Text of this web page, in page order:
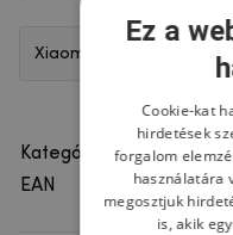
Xiaomi Redmi Note 9
Kategória
EAN
Ez a
Cookie-kat
hirdetések
forgalom
használatára
megosztjuk
is, akik